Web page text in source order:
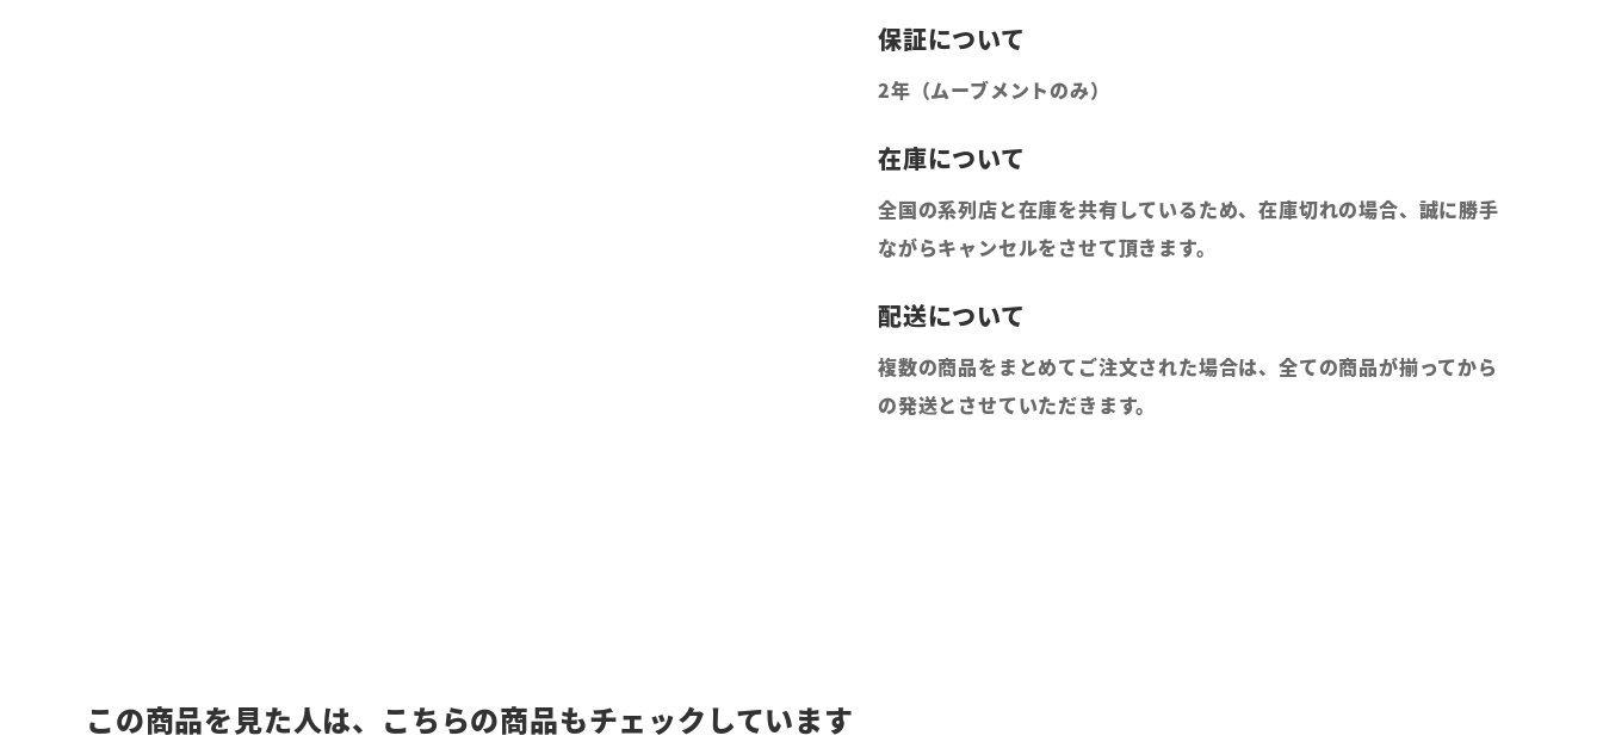
2年（ムーブメントのみ）
全国の系列店と在庫を共有しているため、在庫切れの場合、誠に勝手
ながらキャンセルをさせて頂きます。
複数の商品をまとめてご注文された場合は、全ての商品が揃ってから
の発送とさせていただきます。
この商品を見た人は、こちらの商品もチェックしています